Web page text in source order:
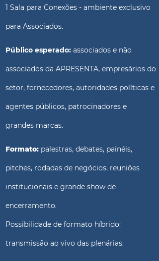
1 Sala para Conexões - ambiente exclusivo
para Associados.
Público esperado: associados e não
associados da APRESENTA, empresários do
setor, fornecedores, autoridades políticas e
agentes públicos, patrocinadores e
grandes marcas.
Formato: palestras, debates, painéis,
pitches, rodadas de negócios, reuniões
institucionais e grande show de
encerramento.
Possibilidade de formato híbrido:
transmissão ao vivo das plenárias.